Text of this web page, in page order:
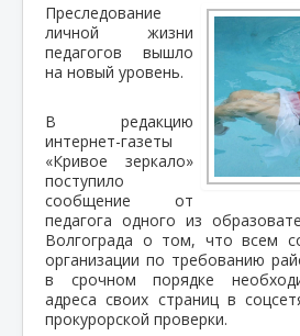
Преследование
личной жизни
педагогов вышло
на новый уровень.
В редакцию
интернет-газеты
«Кривое зеркало»
поступило
сообщение от
педагога одного из
Волгограда о том, что всем
организации по требованию
в срочном порядке
адреса своих страниц в
прокурорской проверки.